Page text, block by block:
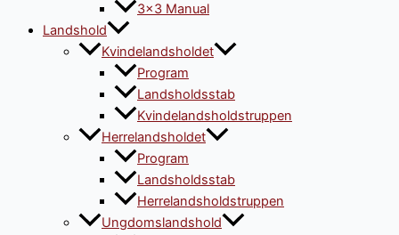
3×3 Manual
Landshold
Kvindelandsholdet
Program
Landsholdsstab
Kvindelandsholdstruppen
Herrelandsholdet
Program
Landsholdsstab
Herrelandsholdstruppen
Ungdomslandshold